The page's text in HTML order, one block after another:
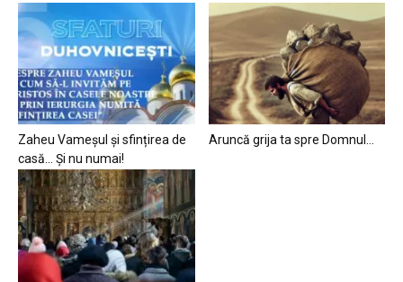
Zaheu Vameșul și sfințirea de
casă… Și nu numai!
Aruncă grija ta spre Domnul…